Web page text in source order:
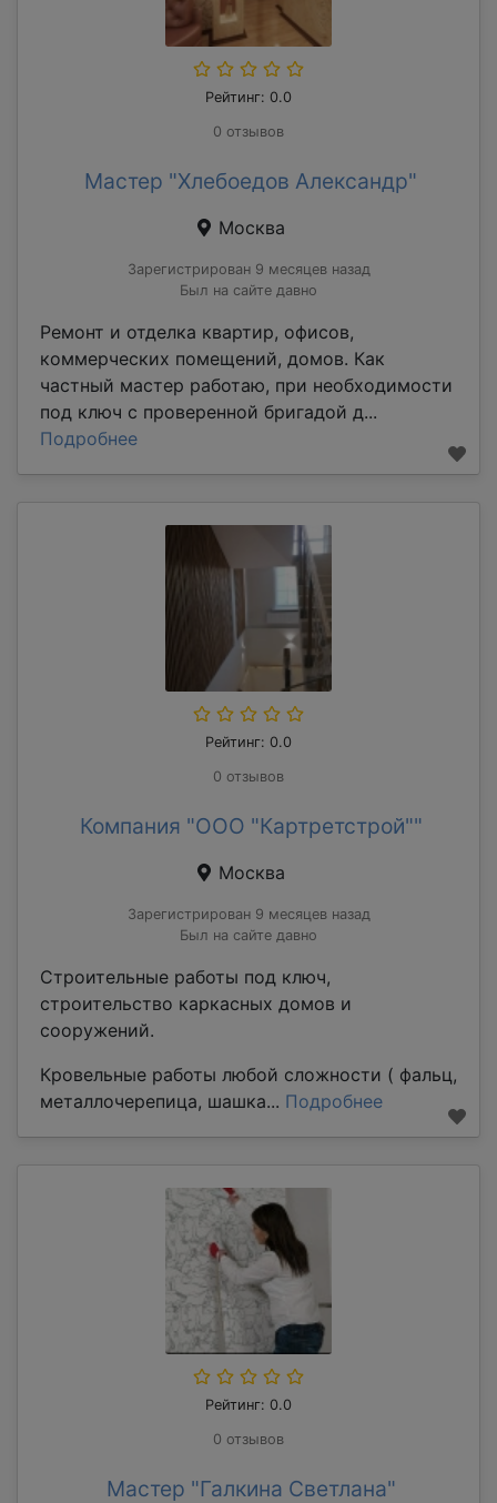
Рейтинг: 0.0
0 отзывов
Мастер "Хлебоедов Александр"
Москва
Зарегистрирован 9 месяцев назад
Был на сайте давно
Ремонт и отделка квартир, офисов,
коммерческих помещений, домов. Как
частный мастер работаю, при необходимости
под ключ с проверенной бригадой д...
Подробнее
Рейтинг: 0.0
0 отзывов
Компания "ООО "Картретстрой""
Москва
Зарегистрирован 9 месяцев назад
Был на сайте давно
Строительные работы под ключ,
строительство каркасных домов и
сооружений.
Кровельные работы любой сложности ( фальц,
металлочерепица, шашка... Подробнее
Рейтинг: 0.0
0 отзывов
Мастер "Галкина Светлана"